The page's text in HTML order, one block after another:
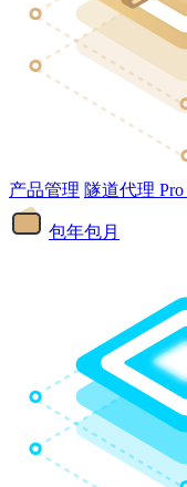
产品管理 隧道代理 Pro
包年包月